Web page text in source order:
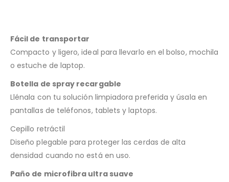
Fácil de transportar
Compacto y ligero, ideal para llevarlo en el bolso, mochila
o estuche de laptop.
Botella de spray recargable
Llénala con tu solución limpiadora preferida y úsala en
pantallas de teléfonos, tablets y laptops.
Cepillo retráctil
Diseño plegable para proteger las cerdas de alta
densidad cuando no está en uso.
Paño de microfibra ultra suave